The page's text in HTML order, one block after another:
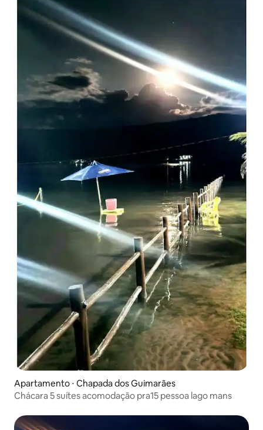
Apartamento ⋅ Chapada dos Guimarães
Chácara 5 suítes acomodação pra15 pessoa lago mans